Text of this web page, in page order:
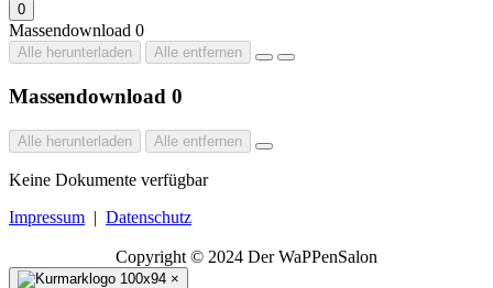
0
Massendownload 0
Alle herunterladen Alle entfernen
Massendownload 0
Alle herunterladen Alle entfernen
Keine Dokumente verfügbar
Impressum | Datenschutz
Copyright © 2024 Der WaPPenSalon
×